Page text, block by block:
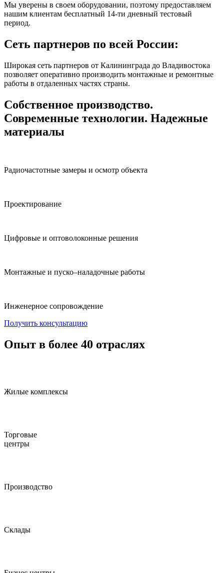
Мы уверены в своем оборудовании, поэтому предоставляем
нашим клиентам бесплатный 14-ти дневный тестовый
период.
Сеть партнеров по всей России:
Широкая сеть партнеров от Калининграда до Владивостока
позволяет оперативно производить монтажные и ремонтные
работы в отдаленных частях страны.
Собственное производство.
Современные технологии. Надежные
материалы
Радиочастотные замеры и осмотр объекта
Проектирование
Цифровые и оптоволоконные решения
Монтажные и пуско–наладочные работы
Инженерное сопровождение
Получить консультацию
Опыт в более 40 отраслях
Жилые комплексы
Торговые
центры
Производство
Склады